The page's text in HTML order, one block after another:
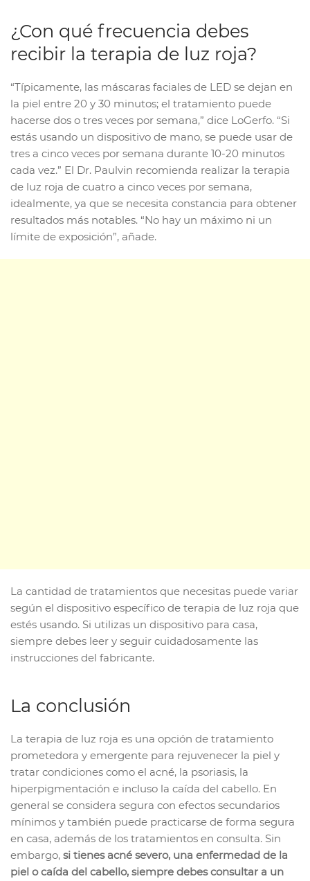
¿Con qué frecuencia debes
recibir la terapia de luz roja?
“Típicamente, las máscaras faciales de LED se dejan en
la piel entre 20 y 30 minutos; el tratamiento puede
hacerse dos o tres veces por semana,” dice LoGerfo. “Si
estás usando un dispositivo de mano, se puede usar de
tres a cinco veces por semana durante 10-20 minutos
cada vez.” El Dr. Paulvin recomienda realizar la terapia
de luz roja de cuatro a cinco veces por semana,
idealmente, ya que se necesita constancia para obtener
resultados más notables. “No hay un máximo ni un
límite de exposición”, añade.
La cantidad de tratamientos que necesitas puede variar
según el dispositivo específico de terapia de luz roja que
estés usando. Si utilizas un dispositivo para casa,
siempre debes leer y seguir cuidadosamente las
instrucciones del fabricante.
La conclusión
La terapia de luz roja es una opción de tratamiento
prometedora y emergente para rejuvenecer la piel y
tratar condiciones como el acné, la psoriasis, la
hiperpigmentación e incluso la caída del cabello. En
general se considera segura con efectos secundarios
mínimos y también puede practicarse de forma segura
en casa, además de los tratamientos en consulta. Sin
embargo, si tienes acné severo, una enfermedad de la
piel o caída del cabello, siempre debes consultar a un